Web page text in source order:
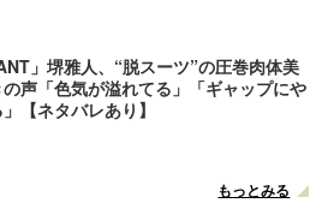
」堺雅人、“脱スーツ”の圧巻肉体美
声「色気が溢れてる」「ギャップにや
【ネタバレあり】
もっとみる